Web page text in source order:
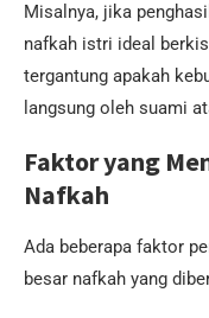
Misalnya, jika
nafkah istri ideal
tergantung apakah
langsung oleh suami
Faktor yang
Nafkah
Ada beberapa faktor
besar nafkah yang